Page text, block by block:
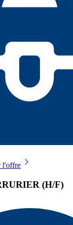
l'offre
(H/F)